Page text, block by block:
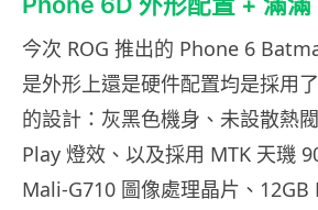
今次 ROG 推出的 Phone 6
是外形上還是硬件配置均是採用
的設計：灰黑色機身、未設散熱
Play 燈效、以及採用 MTK 天璣
Mali-G710 圖像處理晶片、12GB